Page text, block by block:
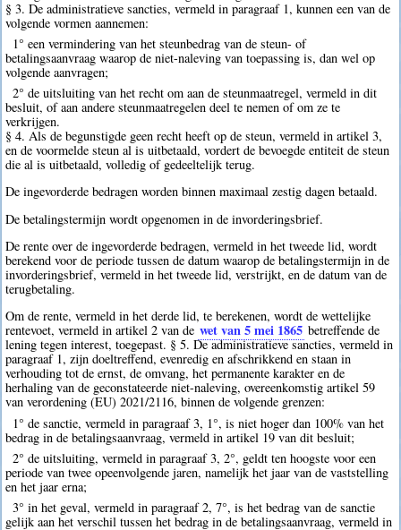
§ 3. De administratieve sancties, vermeld in paragraaf 1, kunnen een van de
volgende vormen aannemen:
1° een vermindering van het steunbedrag van de steun- of
betalingsaanvraag waarop de niet-naleving van toepassing is, dan wel op
volgende aanvragen;
2° de uitsluiting van het recht om aan de steunmaatregel, vermeld in dit
besluit, of aan andere steunmaatregelen deel te nemen of om ze te
verkrijgen.
§ 4. Als de begunstigde geen recht heeft op de steun, vermeld in artikel 3,
en de voormelde steun al is uitbetaald, vordert de bevoegde entiteit de steun
die al is uitbetaald, volledig of gedeeltelijk terug.
De ingevorderde bedragen worden binnen maximaal zestig dagen betaald.
De betalingstermijn wordt opgenomen in de invorderingsbrief.
De rente over de ingevorderde bedragen, vermeld in het tweede lid, wordt
berekend voor de periode tussen de datum waarop de betalingstermijn in de
invorderingsbrief, vermeld in het tweede lid, verstrijkt, en de datum van de
terugbetaling.
Om de rente, vermeld in het derde lid, te berekenen, wordt de wettelijke
rentevoet, vermeld in artikel 2 van de wet van 5 mei 1865 betreffende de
lening tegen interest, toegepast. § 5. De administratieve sancties, vermeld in
paragraaf 1, zijn doeltreffend, evenredig en afschrikkend en staan in
verhouding tot de ernst, de omvang, het permanente karakter en de
herhaling van de geconstateerde niet-naleving, overeenkomstig artikel 59
van verordening (EU) 2021/2116, binnen de volgende grenzen:
1° de sanctie, vermeld in paragraaf 3, 1°, is niet hoger dan 100% van het
bedrag in de betalingsaanvraag, vermeld in artikel 19 van dit besluit;
2° de uitsluiting, vermeld in paragraaf 3, 2°, geldt ten hoogste voor een
periode van twee opeenvolgende jaren, namelijk het jaar van de vaststelling
en het jaar erna;
3° in het geval, vermeld in paragraaf 2, 7°, is het bedrag van de sanctie
gelijk aan het verschil tussen het bedrag in de betalingsaanvraag, vermeld in